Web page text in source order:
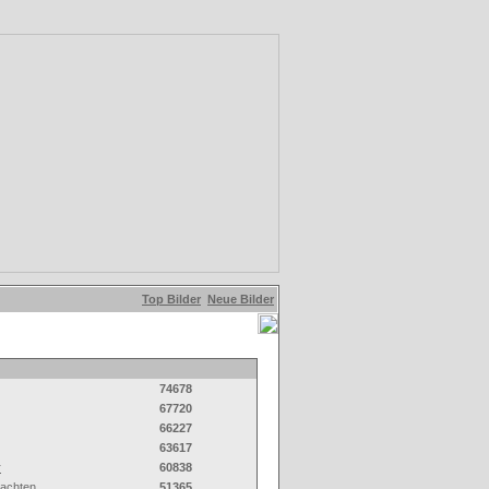
Top Bilder Neue Bilder
74678
67720
66227
63617
60838